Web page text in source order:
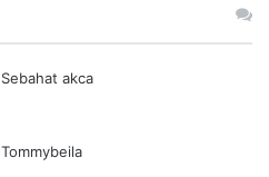
Sebahat akca
Tommybeila